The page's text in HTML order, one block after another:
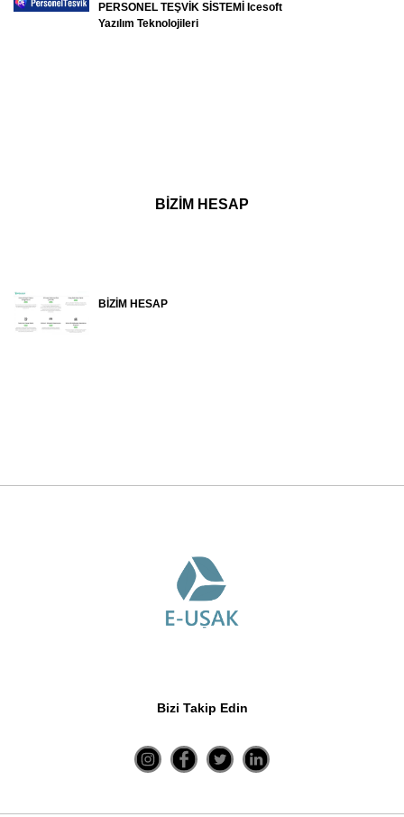
PERSONEL TEŞVİK SİSTEMİ Icesoft
Yazılım Teknolojileri
BİZİM HESAP
BİZİM HESAP
Bizi Takip Edin